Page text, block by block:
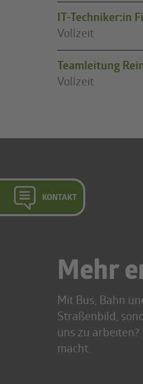
IT-Techniker:in
Vollzeit
Teamleitung
Vollzeit
KONTAKT
Mehr
Mit Bus, Bahn
Straßenbild,
uns zu
macht.